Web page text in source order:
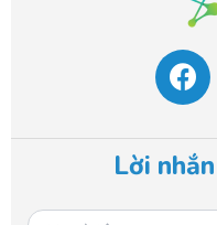
F
a
c
b
o
o
Lời